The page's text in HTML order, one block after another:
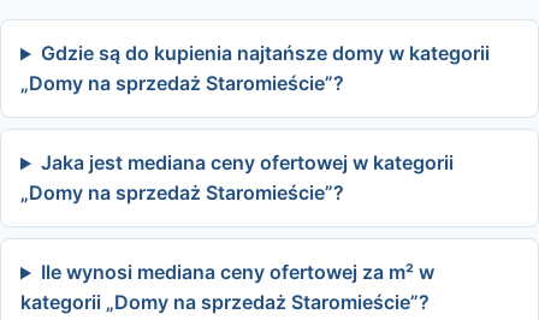
Gdzie są do kupienia najtańsze domy w kategorii
„Domy na sprzedaż Staromieście”?
Jaka jest mediana ceny ofertowej w kategorii
„Domy na sprzedaż Staromieście”?
Ile wynosi mediana ceny ofertowej za m² w
kategorii „Domy na sprzedaż Staromieście”?